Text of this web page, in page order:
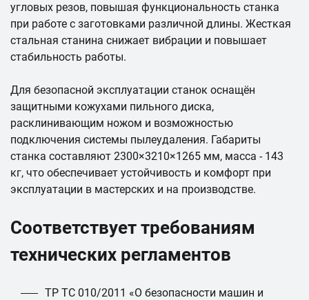
угловых резов, повышая функциональность станка
при работе с заготовками различной длины. Жесткая
стальная станина снижает вибрации и повышает
стабильность работы.
Для безопасной эксплуатации станок оснащён
защитными кожухами пильного диска,
расклинивающим ножом и возможностью
подключения системы пылеудаления. Габариты
станка составляют 2300×3210×1265 мм, масса - 143
кг, что обеспечивает устойчивость и комфорт при
эксплуатации в мастерских и на производстве.
Соответствует требованиям
технических регламентов
ТР ТС 010/2011 «О безопасности машин и